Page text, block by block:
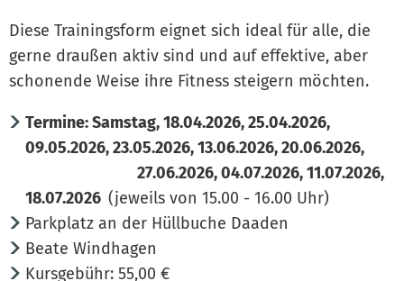
Diese Trainingsform eignet sich ideal für alle, die
gerne draußen aktiv sind und auf effektive, aber
schonende Weise ihre Fitness steigern möchten.
Termine: Samstag, 18.04.2026, 25.04.2026,
09.05.2026, 23.05.2026, 13.06.2026, 20.06.2026,
27.06.2026, 04.07.2026, 11.07.2026,
18.07.2026 (jeweils von 15.00 - 16.00 Uhr)
Parkplatz an der Hüllbuche Daaden
Beate Windhagen
Kursgebühr: 55,00 €